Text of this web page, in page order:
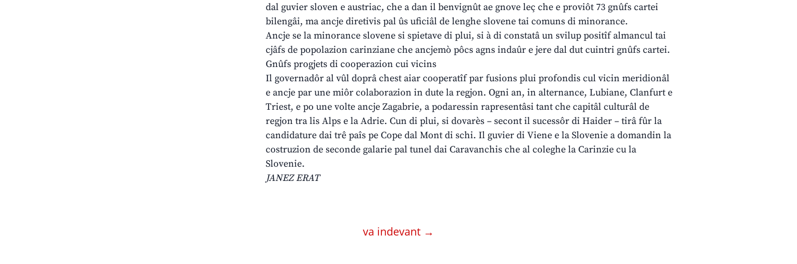
dal guvier sloven e austriac, che a dan il benvignût ae gnove leç che e proviôt 73 gnûfs cartei
bilengâi, ma ancje diretivis pal ûs uficiâl de lenghe slovene tai comuns di minorance.
Ancje se la minorance slovene si spietave di plui, si à di constatâ un svilup positîf almancul tai
cjâfs de popolazion carinziane che ancjemò pôcs agns indaûr e jere dal dut cuintri gnûfs cartei.
Gnûfs progjets di cooperazion cui vicins
Il governadôr al vûl doprâ chest aiar cooperatîf par fusions plui profondis cul vicin meridionâl
e ancje par une miôr colaborazion in dute la regjon. Ogni an, in alternance, Lubiane, Clanfurt e
Triest, e po une volte ancje Zagabrie, a podaressin rapresentâsi tant che capitâl culturâl de
regjon tra lis Alps e la Adrie. Cun di plui, si dovarès – secont il sucessôr di Haider – tirâ fûr la
candidature dai trê paîs pe Cope dal Mont di schi. Il guvier di Viene e la Slovenie a domandin la
costruzion de seconde galarie pal tunel dai Caravanchis che al coleghe la Carinzie cu la
Slovenie.
JANEZ ERAT
va indevant →